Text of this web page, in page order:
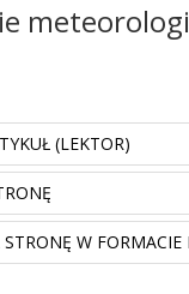
(LEKTOR)
STRONĘ W FORMACIE